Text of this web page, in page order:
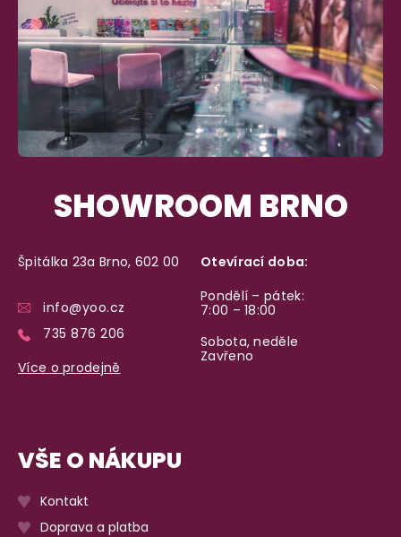
SHOWROOM BRNO
Špitálka 23a Brno, 602 00
info@yoo.cz
735 876 206
Více o prodejně
Otevírací doba:
Pondělí – pátek:
7:00 – 18:00
Sobota, neděle
Zavřeno
VŠE O NÁKUPU
Kontakt
Doprava a platba